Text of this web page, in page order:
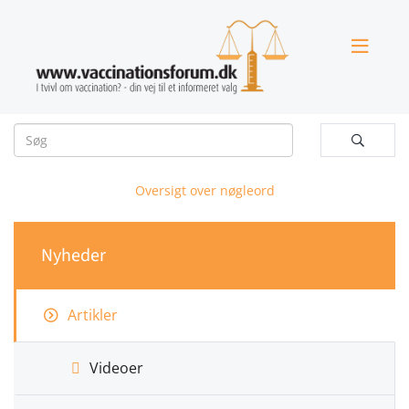


Oversigt over nøgleord
Nyheder
Artikler
Videoer